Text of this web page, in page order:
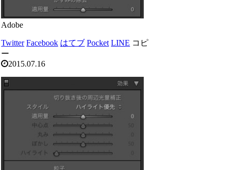
Adobe
Twitter Facebook はてブ Pocket LINE コピ
ー
2015.07.16